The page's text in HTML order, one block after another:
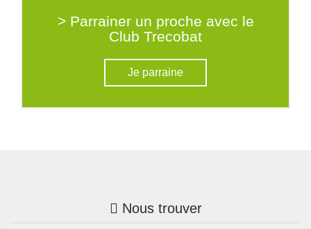
> Parrainer un proche avec le
Club Trecobat
Je parraine
Nous trouver